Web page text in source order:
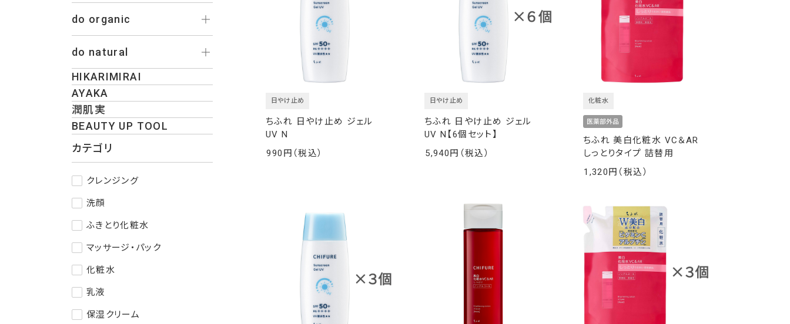
カテゴリ
クレンジング
洗顔
ふきとり化粧水
マッサージ・パック
化粧水
乳液
保湿クリーム
do organic
do natural
HIKARIMIRAI
AYAKA
潤肌実
BEAUTY UP TOOL
ちふれ 日やけ止め ジェル
UV N
日やけ止め
990
ちふれ 日やけ止め ジェル
UV N【6個セット】
日やけ止め
5,940
ちふれ 美白化粧水 VC＆AR
しっとりタイプ 詰替用
化粧水
1,320